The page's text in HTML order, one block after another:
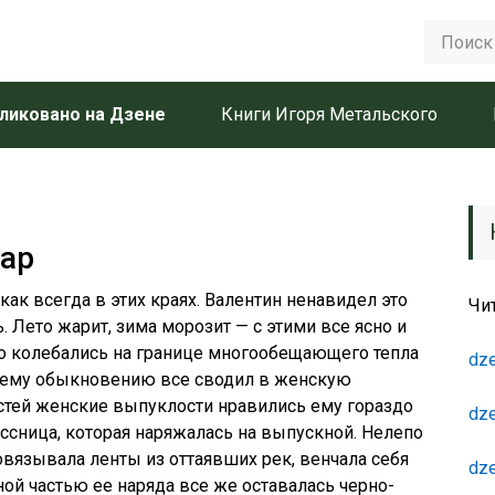
на Дзене Книги Игоря Метальского
всегда в этих краях. Валентин ненавидел это
Лето жарит, зима морозит — с этими все ясно и
колебались на границе многообещающего тепла
обыкновению все сводил в женскую
женские выпуклости нравились ему гораздо
которая наряжалась на выпускной. Нелепо
ленты из оттаявших рек, венчала себя
частью ее наряда все же оставалась черно-